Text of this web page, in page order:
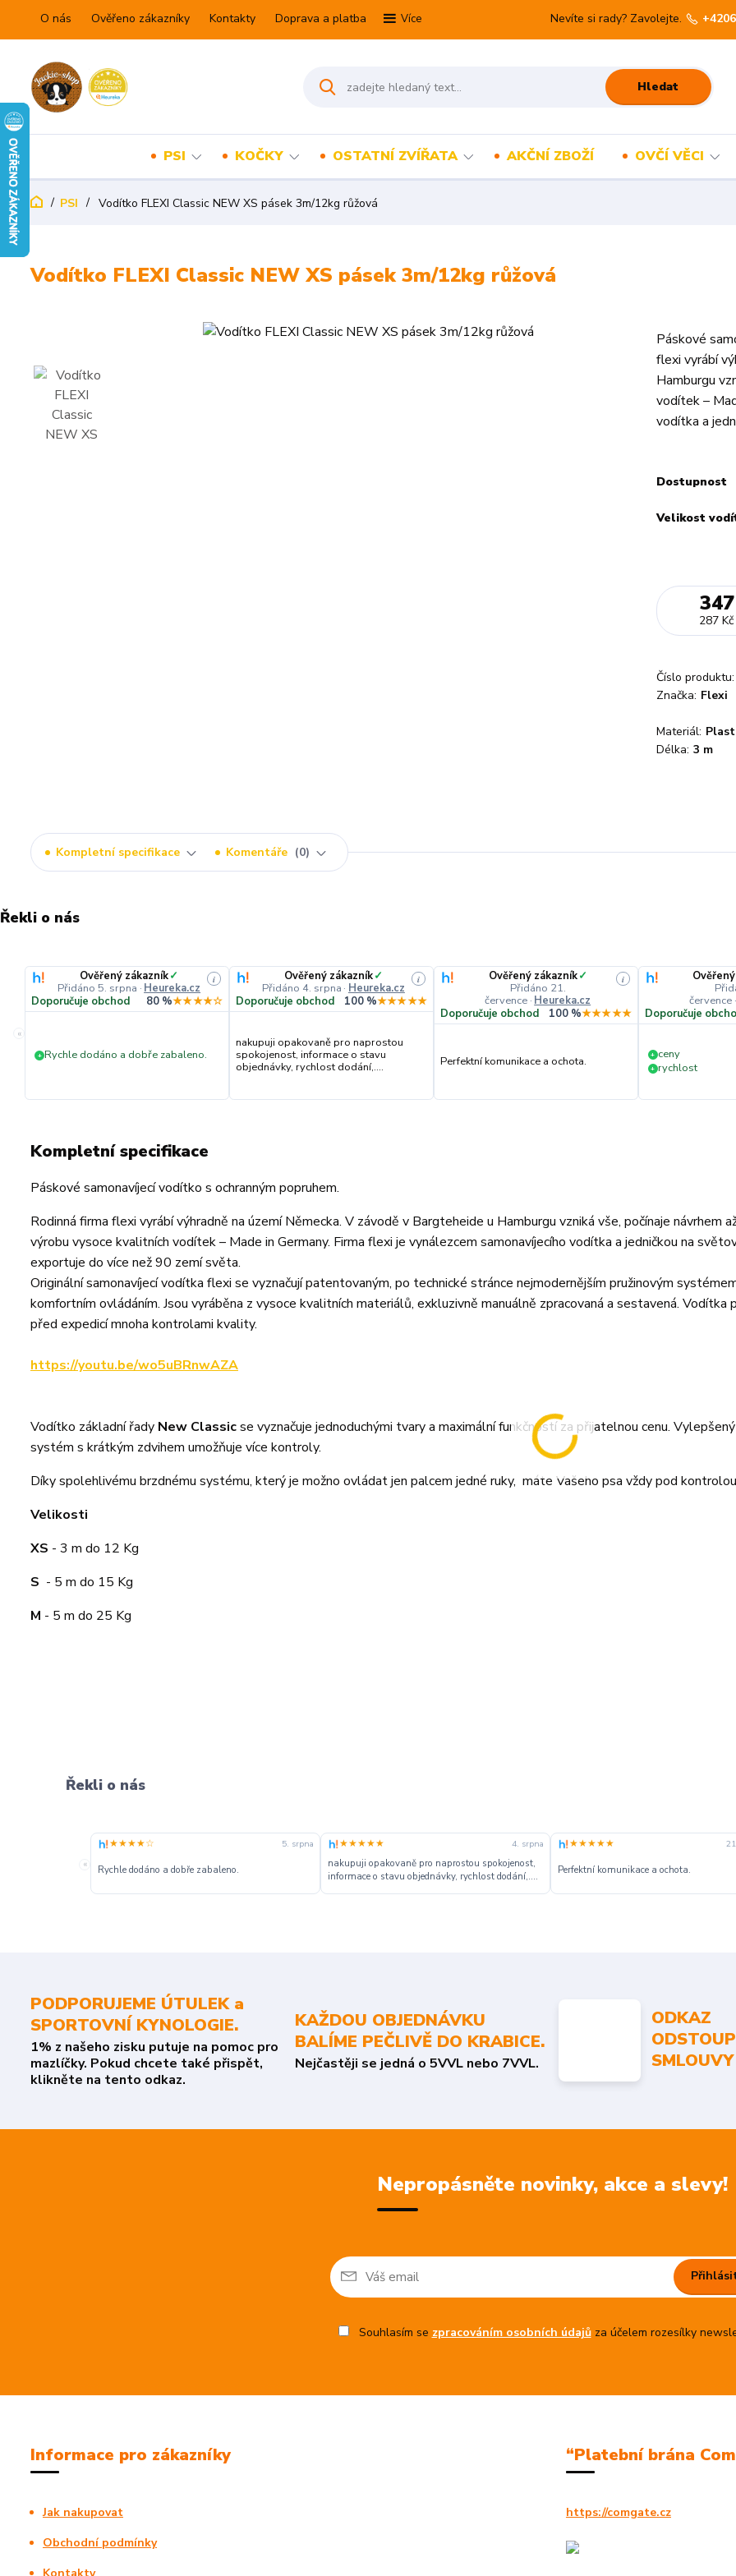
O nás Ověřeno zákazníky Kontakty Doprava a platba Více
Hledat
Nevíte si rady? Zavolejte.
PSI KOČKY OSTATNÍ ZVÍŘATA AKČNÍ ZBOŽÍ OVČÍ VĚCI
PSI Vodítko FLEXI Classic NEW XS pásek 3m/12kg růžová
Vodítko FLEXI Classic NEW XS pásek 3m/12kg růžová
Páskové
flexi vyrábí
Hamburgu
vodítek –
vodítka a
Dostupnost
Velikost
287 Kč
Číslo produktu:
Značka: Flexi
Materiál: Plast
Délka: 3 m
Kompletní specifikace Komentáře 0
Řekli o nás
«
Ověřený zákazník✓
Přidáno 5. srpna · Heureka.cz
i
Doporučuje obchod 80 %★★★★☆
+ Rychle dodáno a dobře zabaleno.
Ověřený zákazník✓
Přidáno 4. srpna · Heureka.cz
i
Doporučuje obchod 100 %★★★★★
nakupuji opakovaně pro naprostou
spokojenost, informace o stavu
objednávky, rychlost dodání,....
Ověřený zákazník✓
Přidáno 21.
července · Heureka.cz
i
Doporučuje obchod 100 %★★★★★
Perfektní komunikace a ochota.
července ·
Doporučuje
+ ceny
+ rychlost
Kompletní specifikace
Páskové samonavíjecí vodítko s ochranným popruhem.
Rodinná firma flexi vyrábí výhradně na území Německa. V závodě v Bargteheide u Hamburgu vzniká vše, počínaje návrhem
výrobu vysoce kvalitních vodítek – Made in Germany. Firma flexi je vynálezcem samonavíjecího vodítka a jedničkou na
exportuje do více než 90 zemí světa.
Originální samonavíjecí vodítka flexi se vyznačují patentovaným, po technické stránce nejmodernějším pružinovým
komfortním ovládáním. Jsou vyráběna z vysoce kvalitních materiálů, exkluzivně manuálně zpracovaná a sestavená. Vodítka
před expedicí mnoha kontrolami kvality.
https://youtu.be/wo5uBRnwAZA
Vodítko základní řady New Classicse vyznačuje jednoduchými tvary a maximální funkčností za přijatelnou cenu.
systém s krátkým zdvihem umožňuje více kontroly.
Díky spolehlivému brzdnému systému, který je možno ovládat jen palcem jedné ruky, máte Vašeho psa vždy pod kontrolou
Velikosti
XS - 3 m do 12 Kg
S - 5 m do 15 Kg
M - 5 m do 25 Kg
Řekli o nás
«
★★★★☆ 5. srpna
Rychle dodáno a dobře zabaleno.
★★★★★ 4. srpna
nakupuji opakovaně pro naprostou spokojenost,
informace o stavu objednávky, rychlost dodání,....
★★★★★
Perfektní komunikace a ochota.
PODPORUJEME ÚTULEK a
SPORTOVNÍ KYNOLOGIE.
1% z našeho zisku putuje na pomoc pro
mazlíčky. Pokud chcete také přispět,
klikněte na tento odkaz.
KAŽDOU OBJEDNÁVKU
BALÍME PEČLIVĚ DO KRABICE.
Nejčastěji se jedná o 5VVL nebo 7VVL.
ODKAZ
SMLOUVY
Nepropásněte novinky, akce a slevy!
Souhlasím se zpracováním osobních údajůza účelem rozesílky
Informace pro zákazníky
Jak nakupovat
Obchodní podmínky
“Platební brána
https://comgate.cz